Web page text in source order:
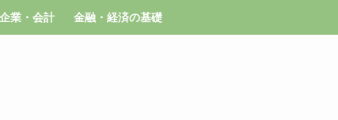
業・会計 金融・経済の基礎